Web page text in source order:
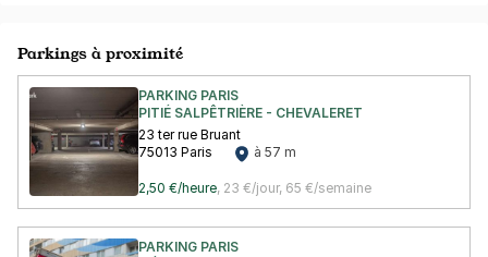
Parkings à proximité
PARKING PARIS
PITIÉ SALPÊTRIÈRE - CHEVALERET
23 ter rue Bruant
75013 Paris
à 57 m
2,50 €/heure, 23 €/jour, 65 €/semaine
PARKING PARIS